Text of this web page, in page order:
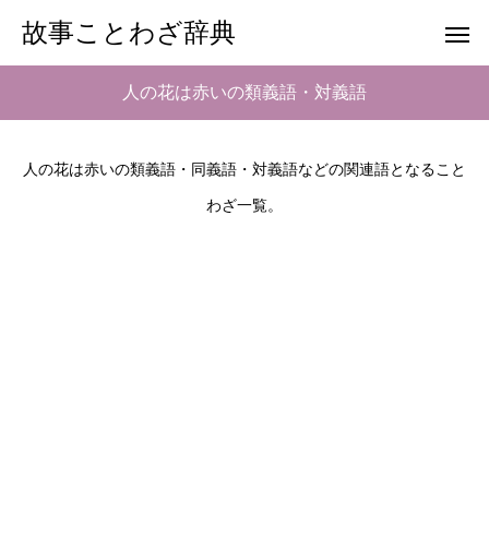
故事ことわざ辞典
人の花は赤いの類義語・対義語
人の花は赤いの類義語・同義語・対義語などの関連語となること
わざ一覧。